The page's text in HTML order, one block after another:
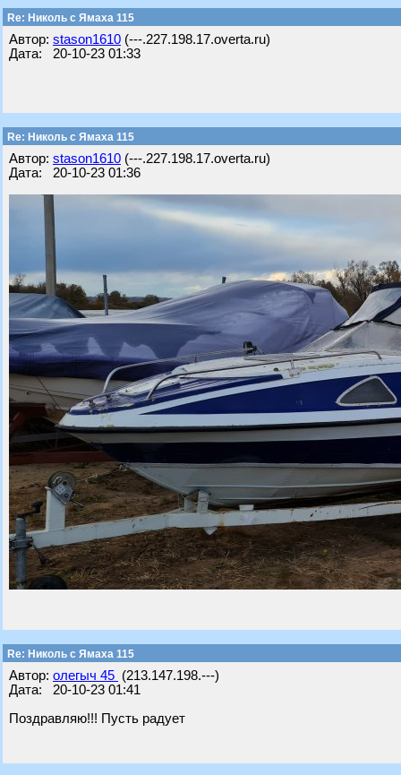
Re: Николь с Ямаха 115
Автор: stason1610 (---.227.198.17.overta.ru)
Дата: 20-10-23 01:33
Re: Николь с Ямаха 115
Автор: stason1610 (---.227.198.17.overta.ru)
Дата: 20-10-23 01:36
Re: Николь с Ямаха 115
Автор: олегыч 45 (213.147.198.---)
Дата: 20-10-23 01:41
Поздравляю!!! Пусть радует